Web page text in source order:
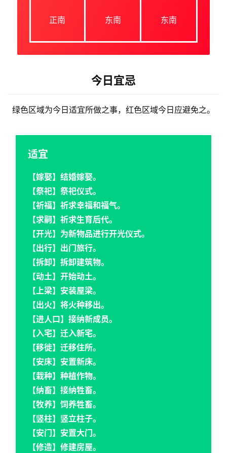
正南 东南 东南
今日宜忌
绿色区域为今日适宜所做之事，红色区域今日应避免之。
适宜
【嫁娶】结婚嫁娶。
【祭祀】祭祀仪式。
【祈福】祈求幸福和福气。
【求嗣】祈求生育后代。
【开光】为新物品进行开光仪式。
【出行】出门旅行。
【拆卸】拆卸建筑物。
【动土】开始动土。
【上梁】安装屋梁。
【出火】将火种移出。
【进人口】接纳新成员。
【入宅】迁入新宅。
【移徙】迁移住所。
【安床】安置新床。
【栽种】种植作物。
【纳畜】接纳牲畜。
【牧养】饲养牲畜。
【竖柱】竖立柱子。
【安门】安置大门。
【修造】修建房屋。